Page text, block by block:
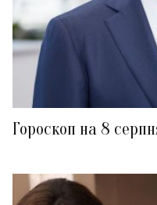
Гороскоп на 8